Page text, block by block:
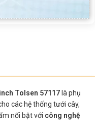
Tolsen 57117 là phụ
các hệ thống tưới cây,
nổi bật với công nghệ